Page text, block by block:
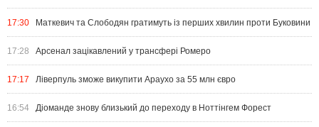
17:30 Маткевич та Слободян гратимуть із перших хвилин проти Буковини
17:28 Арсенал зацікавлений у трансфері Ромеро
17:17 Ліверпуль зможе викупити Араухо за 55 млн євро
16:54 Діоманде знову близький до переходу в Ноттінгем Форест